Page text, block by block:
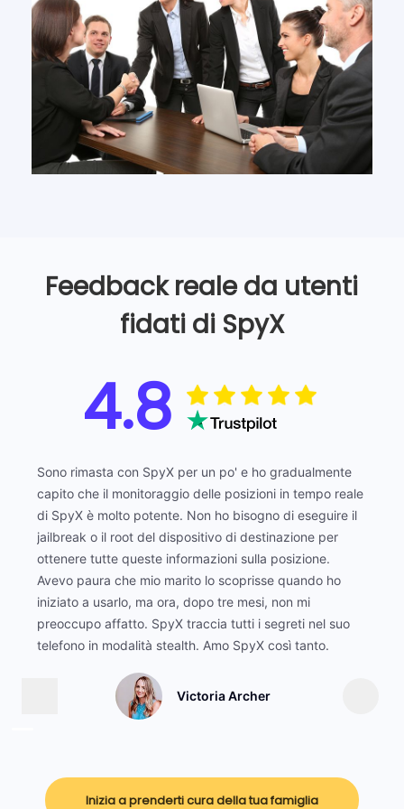
Feedback reale da utenti
fidati di SpyX
4.8
Sono rimasta con SpyX per un po' e ho gradualmente
capito che il monitoraggio delle posizioni in tempo reale
di SpyX è molto potente. Non ho bisogno di eseguire il
jailbreak o il root del dispositivo di destinazione per
ottenere tutte queste informazioni sulla posizione.
Avevo paura che mio marito lo scoprisse quando ho
iniziato a usarlo, ma ora, dopo tre mesi, non mi
preoccupo affatto. SpyX traccia tutti i segreti nel suo
telefono in modalità stealth. Amo SpyX così tanto.
Victoria Archer
Inizia a prenderti cura della tua famiglia